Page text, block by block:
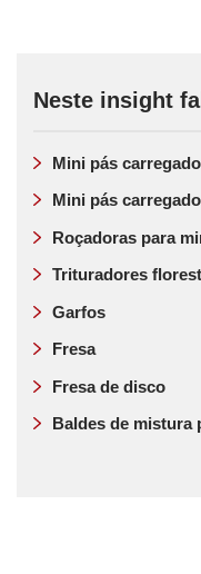
Neste insight
Mini pás
Mini pás
Roçadoras para
Trituradores
Garfos
Fresa
Fresa de disco
Baldes de mistura